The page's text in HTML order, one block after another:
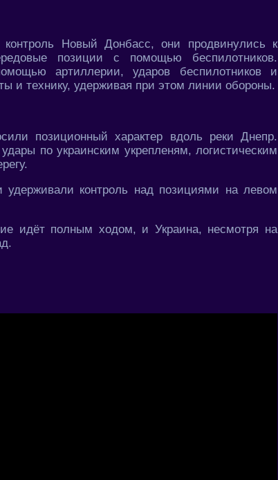
Новый Донбасс, они продвинулись к
позиции с помощью беспилотников.
артиллерии, ударов беспилотников и
и технику, удерживая при этом линии обороны.
позиционный характер вдоль реки Днепр.
по украинским укрепленям, логистическим
контроль над позициями на левом
идёт полным ходом, и Украина, несмотря на